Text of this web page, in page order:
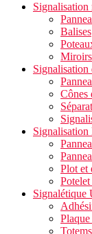
Signalisation
Balises
Signalisation
Cônes
Signalisation
Plot et
Signalétique
Totems